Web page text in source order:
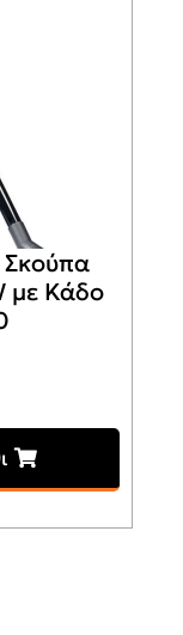
Σκούπα
με Κάδο